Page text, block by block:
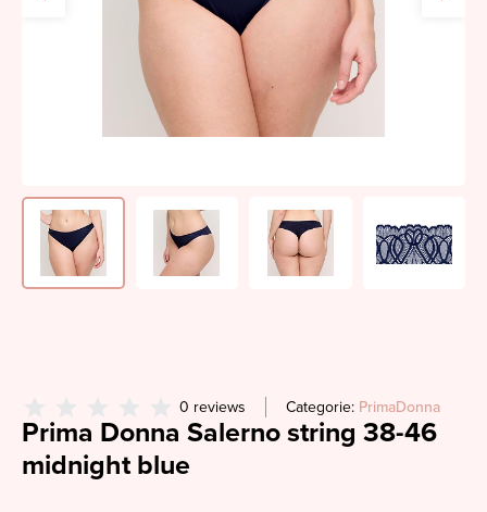
0 reviews Categorie: PrimaDonna
Prima Donna Salerno string 38-46
midnight blue